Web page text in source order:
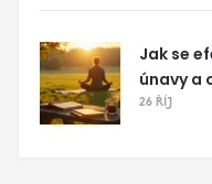
Jak se
únavy a
26 ŘÍJ